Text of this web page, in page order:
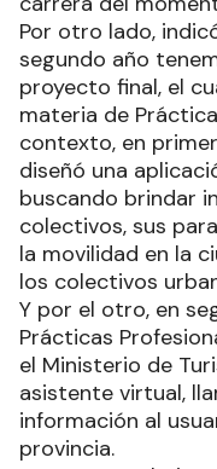
Por otro lado,
segundo año
proyecto final, el
materia de
contexto, en
diseñó una
buscando brindar
colectivos, sus
la movilidad en la
los colectivos
Y por el otro, en
Prácticas
el Ministerio de
asistente virtual,
información al
provincia.